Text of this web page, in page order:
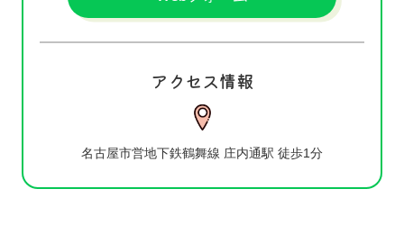
アクセス情報
名古屋市営地下鉄鶴舞線 庄内通駅 徒歩1分